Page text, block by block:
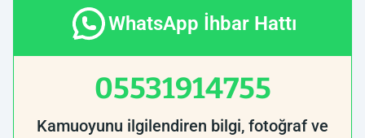
WhatsApp İhbar Hattı
05531914755
Kamuoyunu ilgilendiren bilgi, fotoğraf ve